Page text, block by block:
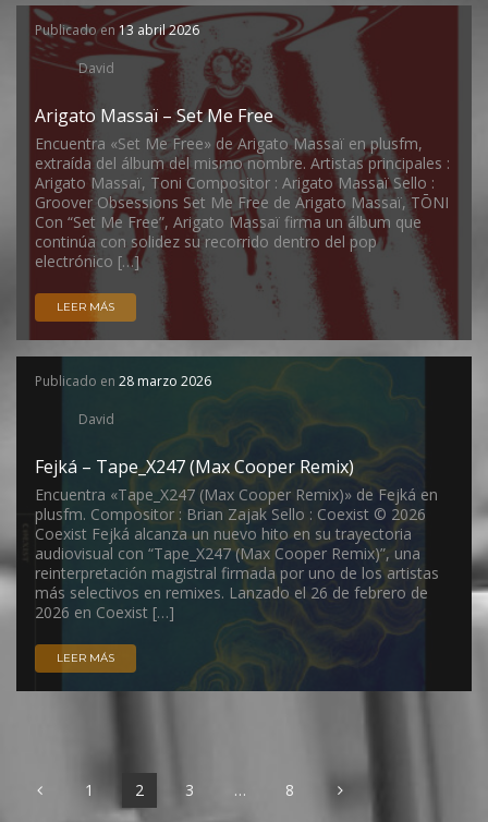
Publicado en 13 abril 2026
David
Arigato Massaï – Set Me Free
Encuentra «Set Me Free» de Arigato Massaï en plusfm,
extraída del álbum del mismo nombre. Artistas principales :
Arigato Massaï, Toni Compositor : Arigato Massaï Sello :
Groover Obsessions Set Me Free de Arigato Massaï, TŌNI
Con “Set Me Free”, Arigato Massaï firma un álbum que
continúa con solidez su recorrido dentro del pop
electrónico […]
LEER MÁS
Publicado en 28 marzo 2026
David
Fejká – Tape_X247 (Max Cooper Remix)
Encuentra «Tape_X247 (Max Cooper Remix)» de Fejká en
plusfm. Compositor : Brian Zajak Sello : Coexist © 2026
Coexist Fejká alcanza un nuevo hito en su trayectoria
audiovisual con “Tape_X247 (Max Cooper Remix)”, una
reinterpretación magistral firmada por uno de los artistas
más selectivos en remixes. Lanzado el 26 de febrero de
2026 en Coexist […]
LEER MÁS
1 2 3 … 8